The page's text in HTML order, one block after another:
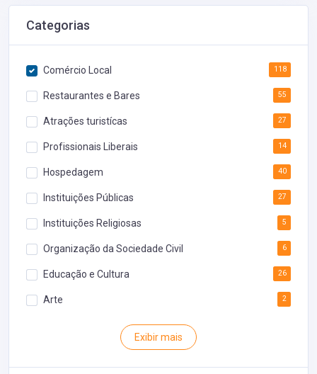
Categorias
Comércio Local 118
Restaurantes e Bares 55
Atrações turistícas 27
Profissionais Liberais 14
Hospedagem 40
Instituições Públicas 27
Instituições Religiosas 5
Organização da Sociedade Civil 6
Educação e Cultura 26
Arte 2
Exibir mais